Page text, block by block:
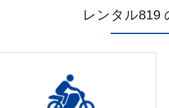
ルパニア車両続々登場＆関空（KIX）か
NC750X DCTが『新車』に入れ替わりま
レンタル819